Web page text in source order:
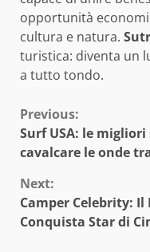
opportunità
cultura e natura.
turistica: diventa un
a tutto tondo.
Continue
Reading
Previous:
Surf USA: le
cavalcare le onde
Next:
Camper Celebrity: Il
Conquista Star di